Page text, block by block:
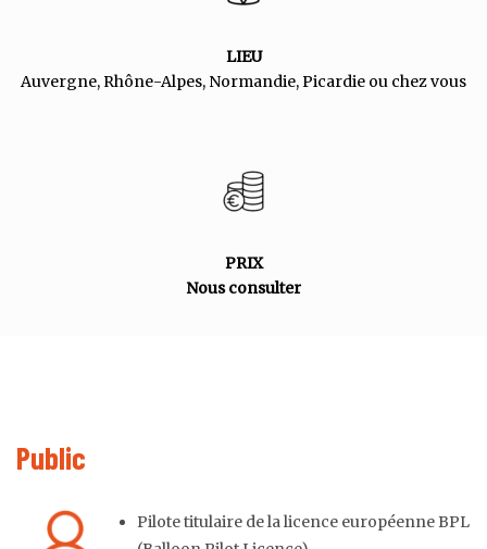
LIEU
Auvergne, Rhône-Alpes, Normandie, Picardie ou chez vous
PRIX
Nous consulter
Public
Pilote titulaire de la licence européenne BPL